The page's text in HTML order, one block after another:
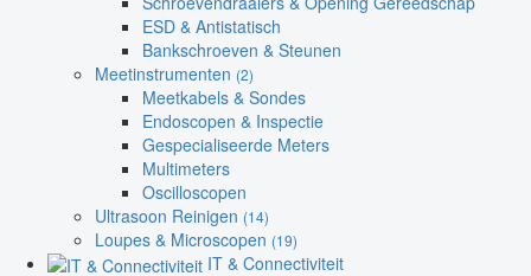
ESD & Antistatisch
Bankschroeven & Steunen
Meetinstrumenten (2)
Meetkabels & Sondes
Endoscopen & Inspectie
Gespecialiseerde Meters
Multimeters
Oscilloscopen
Ultrasoon Reinigen (14)
Loupes & Microscopen (19)
IT & Connectiviteit